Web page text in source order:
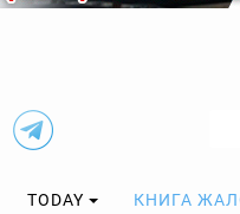
TODAY КНИГА